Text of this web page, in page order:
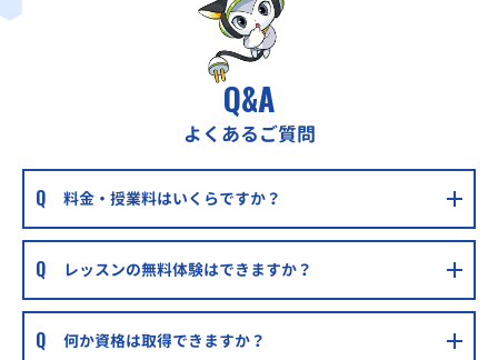
東葉高速線 飯山満駅 徒歩6分
学習塾Familia三山教室
京成バス 三山車庫バス停 徒歩3分
学習塾Familia御滝教室
森塾二和向台校
京成電鉄松戸線 二和向台駅 徒歩0分
明光義塾下総中山教室
総武線 下総中山駅 徒歩3分
森塾津田沼校
Q&A
よくあるご質問
料金・授業料はいくらですか？
レッスンの無料体験はできますか？
何か資格は取得できますか？